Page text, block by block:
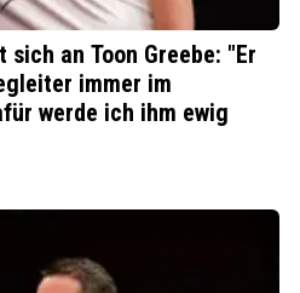
an Toon Greebe: "Er
immer im
werde ich ihm ewig